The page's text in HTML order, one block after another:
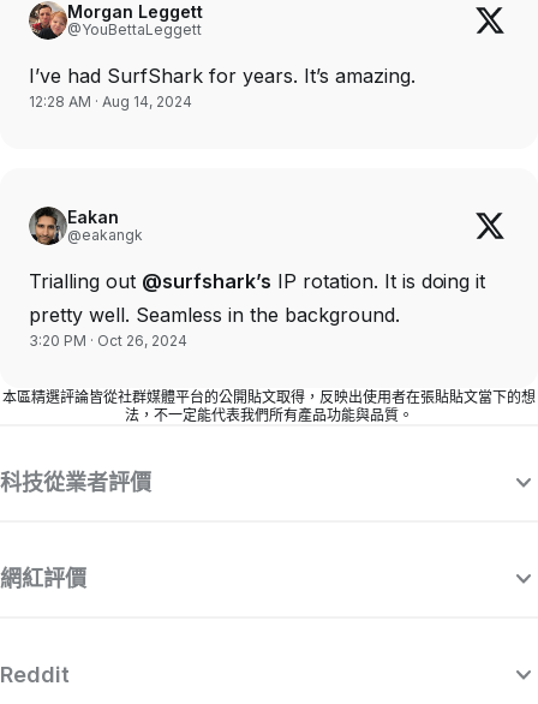
Morgan Leggett
@YouBettaLeggett
I’ve had SurfShark for years. It’s amazing.
12:28 AM · Aug 14, 2024
Eakan
@eakangk
Trialling out @surfshark’s IP rotation. It is doing it
pretty well. Seamless in the background.
3:20 PM · Oct 26, 2024
本區精選評論皆從社群媒體平台的公開貼文取得，反映出使用者在張貼貼文當下的想
法，不一定能代表我們所有產品功能與品質。
科技從業者評價
“Surfshark 是一款精心製作且功能強大的
網紅評價
Reddit